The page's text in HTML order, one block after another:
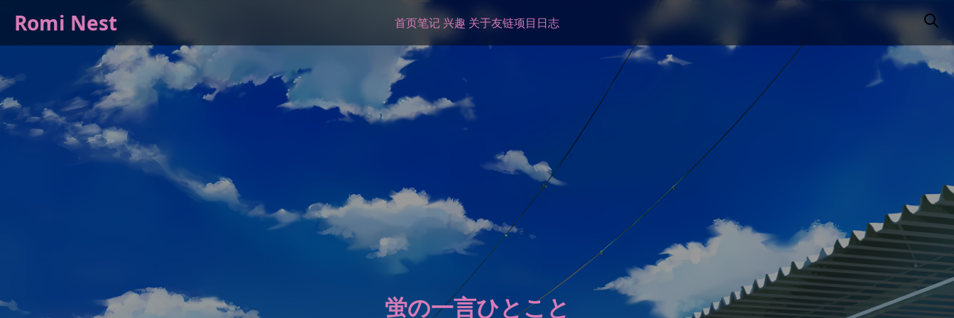
Romi Nest 首页笔记 兴趣 关于友链项目 日志
蛍の一言ひとこと